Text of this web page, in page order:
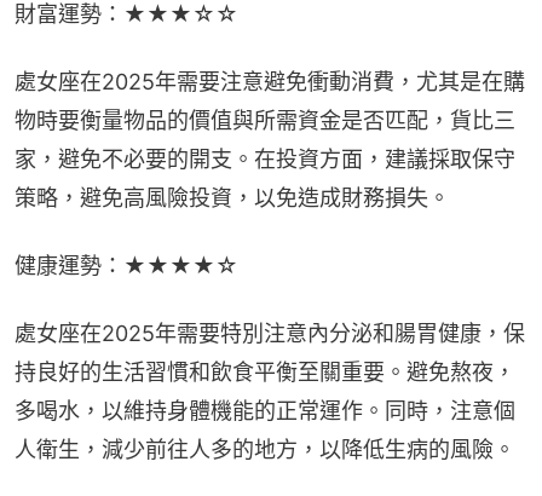
財富運勢：★★★☆☆
處女座在2025年需要注意避免衝動消費，尤其是在購
物時要衡量物品的價值與所需資金是否匹配，貨比三
家，避免不必要的開支。在投資方面，建議採取保守
策略，避免高風險投資，以免造成財務損失。
健康運勢：★★★★☆
處女座在2025年需要特別注意內分泌和腸胃健康，保
持良好的生活習慣和飲食平衡至關重要。避免熬夜，
多喝水，以維持身體機能的正常運作。同時，注意個
人衛生，減少前往人多的地方，以降低生病的風險。